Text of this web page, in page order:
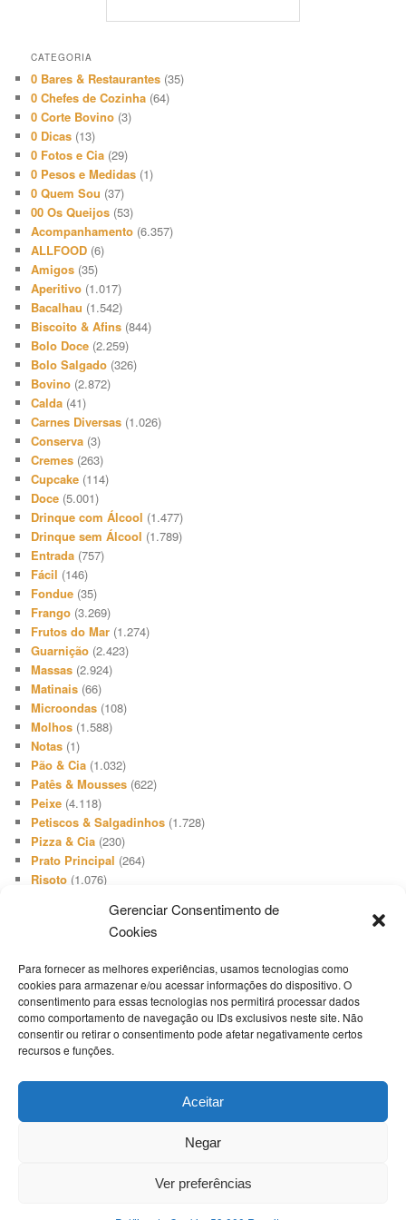
Gerenciar Consentimento de
Cookies
Para fornecer as melhores experiências, usamos tecnologias como
cookies para armazenar e/ou acessar informações do dispositivo. O
consentimento para essas tecnologias nos permitirá processar dados
como comportamento de navegação ou IDs exclusivos neste site. Não
consentir ou retirar o consentimento pode afetar negativamente certos
recursos e funções.
Aceitar
Negar
Ver preferências
CATEGORIA
0 Bares & Restaurantes (35)
0 Chefes de Cozinha (64)
0 Corte Bovino (3)
0 Dicas (13)
0 Fotos e Cia (29)
0 Pesos e Medidas (1)
0 Quem Sou (37)
00 Os Queijos (53)
Acompanhamento (6.357)
ALLFOOD (6)
Amigos (35)
Aperitivo (1.017)
Bacalhau (1.542)
Biscoito & Afins (844)
Bolo Doce (2.259)
Bolo Salgado (326)
Bovino (2.872)
Calda (41)
Carnes Diversas (1.026)
Conserva (3)
Cremes (263)
Cupcake (114)
Doce (5.001)
Drinque com Álcool (1.477)
Drinque sem Álcool (1.789)
Entrada (757)
Fácil (146)
Fondue (35)
Frango (3.269)
Frutos do Mar (1.274)
Guarnição (2.423)
Massas (2.924)
Matinais (66)
Microondas (108)
Molhos (1.588)
Notas (1)
Pão & Cia (1.032)
Patês & Mousses (622)
Peixe (4.118)
Petiscos & Salgadinhos (1.728)
Pizza & Cia (230)
Prato Principal (264)
Risoto (1.076)
(66)
Sanduíches & Lanches
Sopa & Cia(2.731)
Sorvete(416)
Suíno(1.503)
Televisão(19)
Tempero(46)
Uncategorized(1)